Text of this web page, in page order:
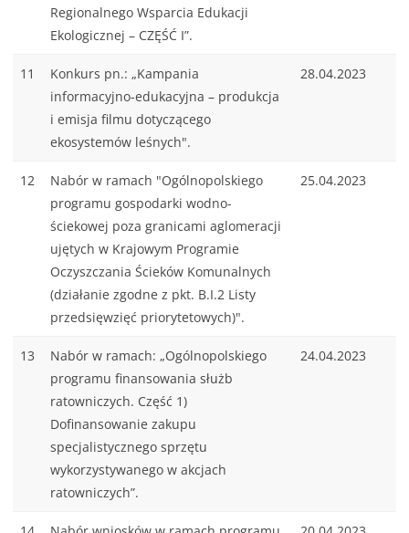
Regionalnego Wsparcia Edukacji
Ekologicznej – CZĘŚĆ I”.
11
Konkurs pn.: „Kampania
informacyjno-edukacyjna – produkcja
i emisja filmu dotyczącego
ekosystemów leśnych".
28.04.2023
12
Nabór w ramach "Ogólnopolskiego
programu gospodarki wodno-
ściekowej poza granicami aglomeracji
ujętych w Krajowym Programie
Oczyszczania Ścieków Komunalnych
(działanie zgodne z pkt. B.I.2 Listy
przedsięwzięć priorytetowych)".
25.04.2023
13
Nabór w ramach: „Ogólnopolskiego
programu finansowania służb
ratowniczych. Część 1)
Dofinansowanie zakupu
specjalistycznego sprzętu
wykorzystywanego w akcjach
ratowniczych”.
24.04.2023